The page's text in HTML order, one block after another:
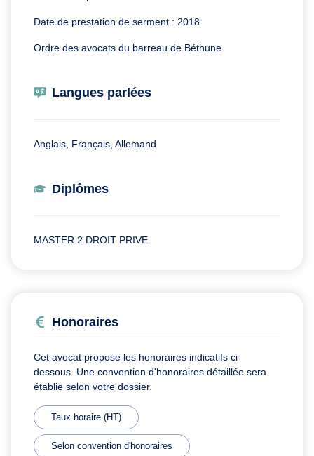
Date de prestation de serment : 2018
Ordre des avocats du barreau de Béthune
Langues parlées
Anglais, Français, Allemand
Diplômes
MASTER 2 DROIT PRIVE
Honoraires
Cet avocat propose les honoraires indicatifs ci-
dessous. Une convention d'honoraires détaillée sera
établie selon votre dossier.
Taux horaire (HT)
Selon convention d'honoraires